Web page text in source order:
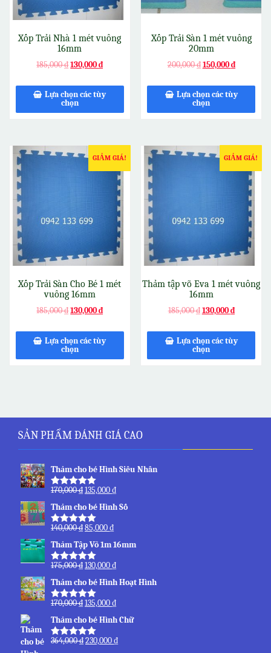
Xốp Trải Nhà 1 mét vuông
16mm
185,000₫130,000₫
Lựa chọn các tùy
chọn
Xốp Trải Sàn 1 mét vuông
20mm
200,000₫150,000₫
Lựa chọn các tùy
chọn
GIẢM GIÁ!
Xốp Trải Sàn Cho Bé 1 mét
vuông 16mm
185,000₫130,000₫
Lựa chọn các tùy
chọn
GIẢM GIÁ!
Thảm tập võ Eva 1 mét vuông
16mm
185,000₫130,000₫
Lựa chọn các tùy
chọn
SẢN PHẨM ĐÁNH GIÁ CAO
Thảm cho bé Hình Siêu Nhân
Được xếp
sao
170,000₫135,000₫
Thảm cho bé Hình Số
Được xếp
sao
140,000₫85,000₫
Thảm Tập Võ 1m 16mm
Được xếp
sao
175,000₫130,000₫
Thảm cho bé Hình Hoạt Hình
Được xếp
sao
170,000₫135,000₫
Thảm cho bé Hình Chữ
Được xếp
364,000₫230,000₫